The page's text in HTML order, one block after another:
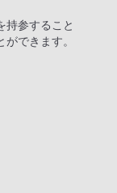
持参すること
できます。